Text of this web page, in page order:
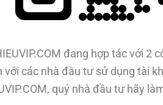
đang hợp tác với 2
với các nhà đầu tư sử dụng tài
quý nhà đầu tư hãy